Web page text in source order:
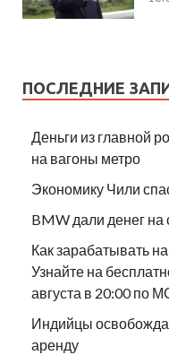
ПОСЛЕДНИЕ
Деньги из главной
на вагоны метро
Экономику Чили
BMW дали денег на
Как зарабатывать
Узнайте на
августа в 20:00 по
Индийцы
аренду